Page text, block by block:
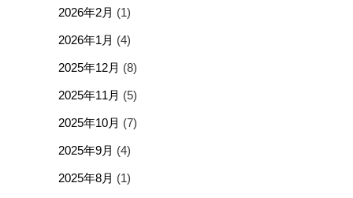
2026年2月 (1)
2026年1月 (4)
2025年12月 (8)
2025年11月 (5)
2025年10月 (7)
2025年9月 (4)
2025年8月 (1)